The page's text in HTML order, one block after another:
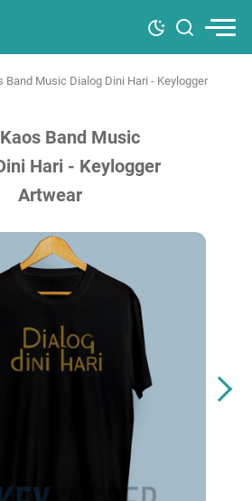
Band Music Dialog Dini Hari - Keylogger
Band Music
Hari - Keylogger
Artwear